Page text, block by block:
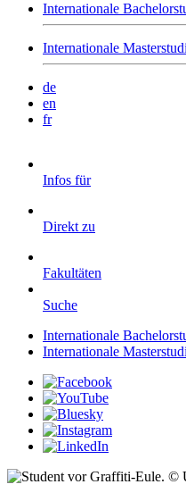
Internationale
Internationale
de
en
fr
Infos für
Direkt zu
Fakultäten
Suche
Internationale
Internationale
©